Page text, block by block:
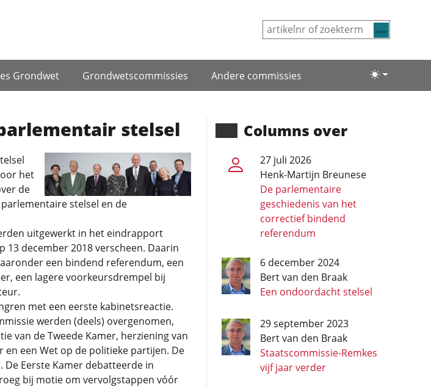
Lichte/
Grondwet Grondwets­commissies Andere commissies
stelsel
het
de
stelsel en de
uitgewerkt in het eindrapport
13 december 2018 verscheen. Daarin
een bindend referendum, een
een lagere voorkeursdrempel bij
met een eerste kabinetsreactie.
werden (deels) overgenomen,
van de Tweede Kamer, herziening van
en een Wet op de politieke partijen. De
De Eerste Kamer debatteerde in
bij motie om vervolgstappen vóór
Columns over
27 juli 2026
Henk-Martijn Breunese
De parlementaire
geschiedenis van het
correctief bindend
referendum
6 december 2024
Bert van den Braak
Een ondoordacht stelsel
29 september 2023
Bert van den Braak
Staatscommissie-Remkes
vijf jaar verder